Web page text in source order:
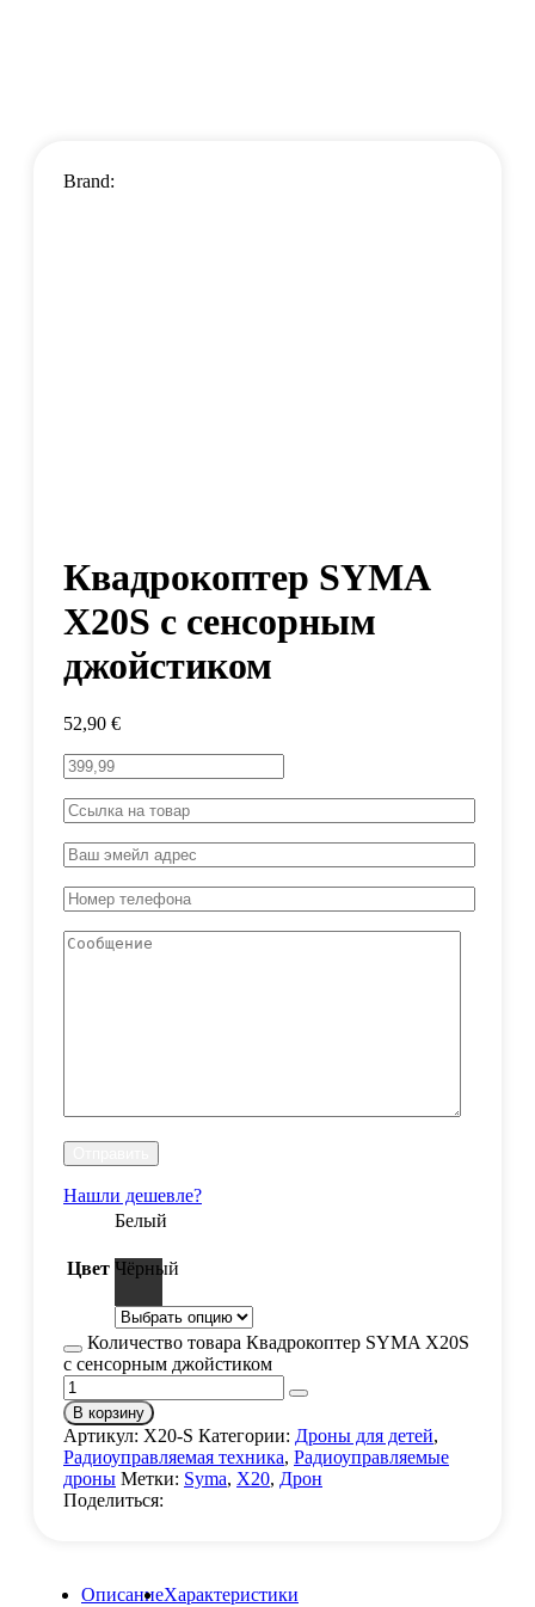
Brand:
Квадрокоптер SYMA
X20S с сенсорным
джойстиком
52,90 €
Нашли дешевле?
Цвет
Белый
Чёрный
Количество товара Квадрокоптер SYMA X20S
с сенсорным джойстиком
В корзину
Артикул: X20-S Категории: Дроны для детей,
Радиоуправляемая техника, Радиоуправляемые
дроны Метки: Syma, X20, Дрон
Поделиться:
ОписаниеХарактеристики